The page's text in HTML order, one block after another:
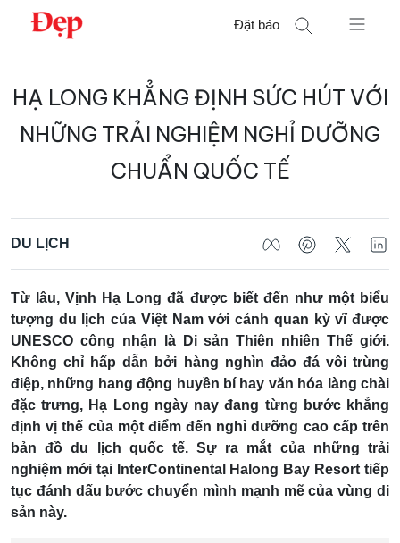
Chuyển
Đặt báo
kiếm
cho:
HẠ LONG KHẲNG ĐỊNH SỨC HÚT VỚI
NHỮNG TRẢI NGHIỆM NGHỈ DƯỠNG
CHUẨN QUỐC TẾ
DU LỊCH
Từ lâu, Vịnh Hạ Long đã được biết đến như một biểu
tượng du lịch của Việt Nam với cảnh quan kỳ vĩ được
UNESCO công nhận là Di sản Thiên nhiên Thế giới.
Không chỉ hấp dẫn bởi hàng nghìn đảo đá vôi trùng
điệp, những hang động huyền bí hay văn hóa làng chài
đặc trưng, Hạ Long ngày nay đang từng bước khẳng
định vị thế của một điểm đến nghỉ dưỡng cao cấp trên
bản đồ du lịch quốc tế. Sự ra mắt của những trải
nghiệm mới tại InterContinental Halong Bay Resort tiếp
tục đánh dấu bước chuyển mình mạnh mẽ của vùng di
sản này.